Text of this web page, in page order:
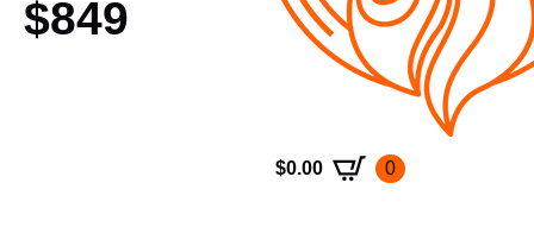
$849
$0.00 0